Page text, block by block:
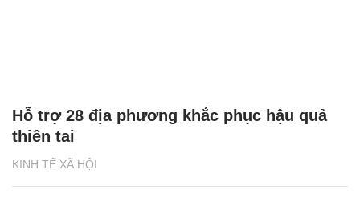
KINH TẾ XÃ HỘI
Hỗ trợ 28 địa phương khắc phục hậu quả
thiên tai